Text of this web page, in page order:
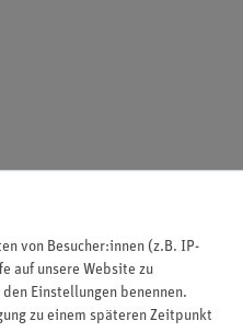
von Besucher:innen (z.B. IP-
auf unsere Website zu
Einstellungen benennen.
zu einem späteren Zeitpunkt